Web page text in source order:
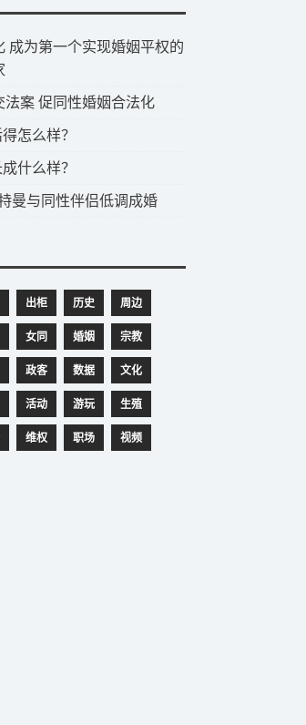
成为第一个实现婚姻平权的
案 促同性婚姻合法化
怎么样？
什么样？
曼与同性伴侣低调成婚
出柜 历史 周边
女同 婚姻 宗教
政客 数据 文化
活动 游玩 生殖
维权 职场 视频